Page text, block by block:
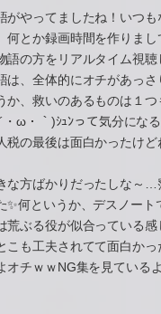
がやってましたね！いつも
何とか録画時間を作りま
語の方をリアルタイム視聴
は、全体的にオチがあっさ
か、救いのあるものは１つ
・ω・｀)ｼｭﾝって気分にな
税の最後は面白かったけど
な方ばかりだったしな～…
✨何というか、デスノート
荒ぶる役が似合っている
こも工夫されてて面白かっ
オチｗｗNG集を見ている